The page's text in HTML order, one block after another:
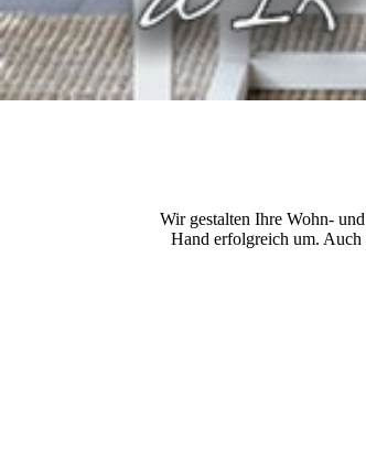
Wir gestalten Ihre Wohn-
Hand erfolgreich um.